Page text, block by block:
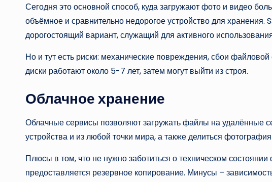
Сегодня это основной способ, куда загружают фото и видео
объёмное и сравнительно недорогое устройство для хранения.
дорогостоящий вариант, служащий для активного
Но и тут есть риски: механические повреждения, сбои
диски работают около 5-7 лет, затем могут выйти из строя.
Облачное хранение
Облачные сервисы позволяют загружать файлы на удалённые
устройства и из любой точки мира, а также делиться
Плюсы в том, что не нужно заботиться о техническом
предоставляется резервное копирование. Минусы –